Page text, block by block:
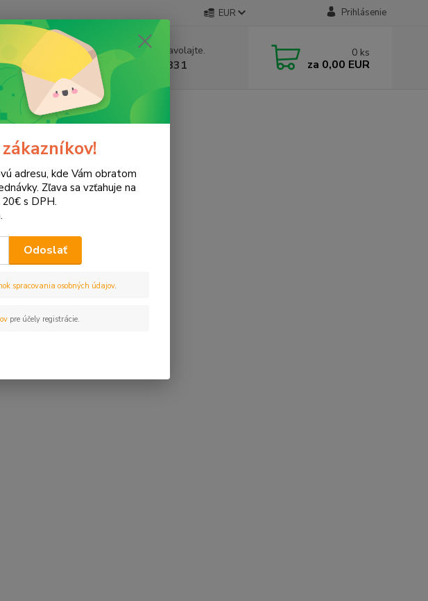
EUR Prihlásenie
Neviete si rady? Zavolajte.
+421 905 615 831
0 ks
za 0,00 EUR
Magic Color 1650
adresu, kde Vám obratom
Zľava sa vzťahuje na
s DPH.
Odoslať
spracovania osobných údajov.
pre účely registrácie.